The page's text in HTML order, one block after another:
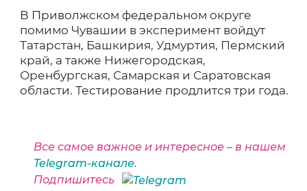
В Приволжском федеральном округе
помимо Чувашии в эксперимент войдут
Татарстан, Башкирия, Удмуртия, Пермский
край, а также Нижегородская,
Оренбургская, Самарская и Саратовская
области. Тестирование продлится три года.
Все самое важное и интересное – в нашем
Telegram-канале.
Подпишитесь